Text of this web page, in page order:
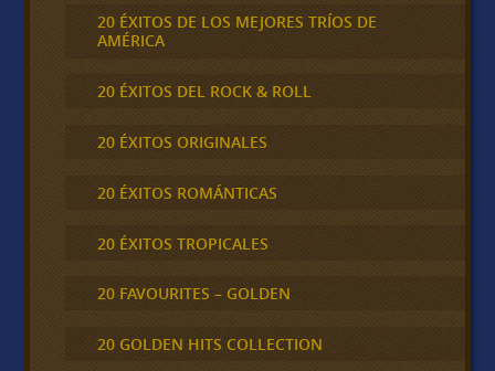
20 ÉXITOS DE LOS MEJORES TRÍOS DE
AMÉRICA
20 ÉXITOS DEL ROCK & ROLL
20 ÉXITOS ORIGINALES
20 ÉXITOS ROMÁNTICAS
20 ÉXITOS TROPICALES
20 FAVOURITES – GOLDEN
20 GOLDEN HITS COLLECTION